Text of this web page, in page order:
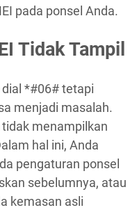
pada ponsel Anda.
Tidak Tampil
*#06# tetapi
menjadi masalah.
menampilkan
hal ini, Anda
pengaturan ponsel
sebelumnya, atau
kemasan asli